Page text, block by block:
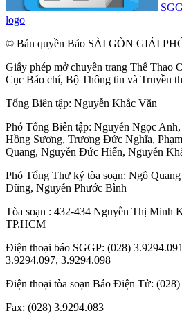
logo
© Bản quyền Báo SÀI GÒN GIẢI
Giấy phép mở chuyên trang Thể Thao
Cục Báo chí, Bộ Thông tin và Truyền
Tổng Biên tập: Nguyễn Khắc Văn
Phó Tổng Biên tập: Nguyễn Ngọc Anh,
Hồng Sương, Trương Đức Nghĩa,
Quang, Nguyễn Đức Hiển, Nguyễn
Phó Tổng Thư ký tòa soạn: Ngô
Dũng, Nguyễn Phước Bình
Tòa soạn : 432-434 Nguyễn Thị Minh
TP.HCM
Điện thoại báo SGGP: (028)
3.9294.097, 3.9294.098
Điện thoại tòa soạn Báo Điện Tử:
Fax: (028) 3.9294.083